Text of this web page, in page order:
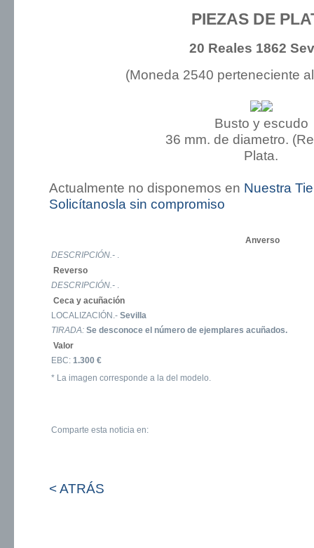
PIEZAS DE
20 Reales 1862
(Moneda 2540 perteneciente
Busto y escudo
36 mm. de diametro.
Plata.
Actualmente no disponemos en Nuestra
Solicítanosla sin compromiso
Anverso
DESCRIPCIÓN.- .
Reverso
DESCRIPCIÓN.- .
Ceca y acuñación
LOCALIZACIÓN.- Sevilla
TIRADA: Se desconoce el número de ejemplares acuñados.
Valor
EBC: 1.300 €
* La imagen corresponde a la del modelo.
Comparte esta noticia en:
< ATRÁS